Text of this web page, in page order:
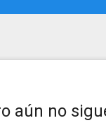
aún no